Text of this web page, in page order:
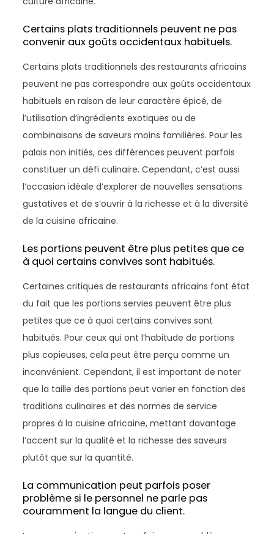
Certains plats traditionnels peuvent ne pas
convenir aux goûts occidentaux habituels.
Certains plats traditionnels des restaurants africains
peuvent ne pas correspondre aux goûts occidentaux
habituels en raison de leur caractère épicé, de
l’utilisation d’ingrédients exotiques ou de
combinaisons de saveurs moins familières. Pour les
palais non initiés, ces différences peuvent parfois
constituer un défi culinaire. Cependant, c’est aussi
l’occasion idéale d’explorer de nouvelles sensations
gustatives et de s’ouvrir à la richesse et à la diversité
de la cuisine africaine.
Les portions peuvent être plus petites que ce
à quoi certains convives sont habitués.
Certaines critiques de restaurants africains font état
du fait que les portions servies peuvent être plus
petites que ce à quoi certains convives sont
habitués. Pour ceux qui ont l’habitude de portions
plus copieuses, cela peut être perçu comme un
inconvénient. Cependant, il est important de noter
que la taille des portions peut varier en fonction des
traditions culinaires et des normes de service
propres à la cuisine africaine, mettant davantage
l’accent sur la qualité et la richesse des saveurs
plutôt que sur la quantité.
La communication peut parfois poser
problème si le personnel ne parle pas
couramment la langue du client.